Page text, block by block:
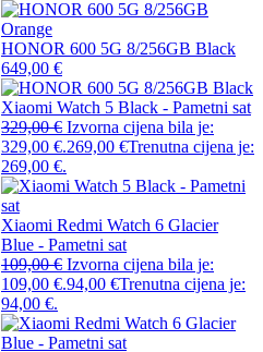
HONOR 600 5G 8/256GB Black
649,00 €
Xiaomi Watch 5 Black - Pametni sat
329,00€ Izvorna cijena bila je:
329,00 €.269,00 €Trenutna cijena je:
269,00 €.
Xiaomi Redmi Watch 6 Glacier
Blue - Pametni sat
109,00€ Izvorna cijena bila je:
109,00 €.94,00 €Trenutna cijena je:
94,00 €.